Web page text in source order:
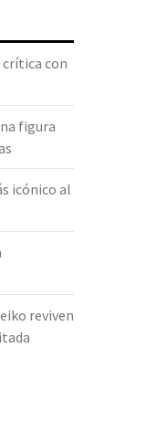
con
figura
icónico al
reviven